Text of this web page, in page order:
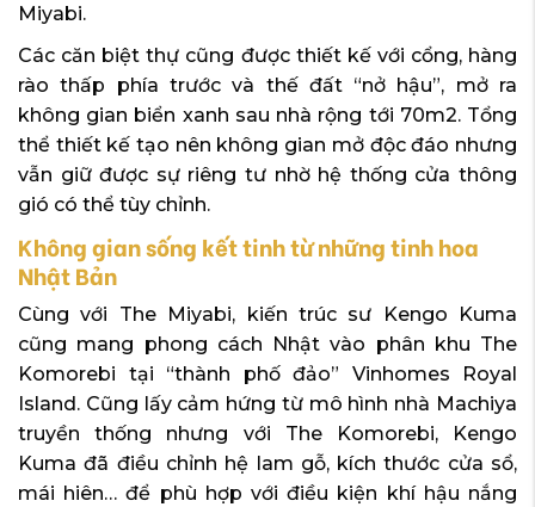
Miyabi.
Các căn biệt thự cũng được thiết kế với cổng, hàng
rào thấp phía trước và thế đất “nở hậu”, mở ra
không gian biển xanh sau nhà rộng tới 70m2. Tổng
thể thiết kế tạo nên không gian mở độc đáo nhưng
vẫn giữ được sự riêng tư nhờ hệ thống cửa thông
gió có thể tùy chỉnh.
Không gian sống kết tinh từ những tinh hoa
Nhật Bản
Cùng với The Miyabi, kiến trúc sư Kengo Kuma
cũng mang phong cách Nhật vào phân khu The
Komorebi tại “thành phố đảo” Vinhomes Royal
Island. Cũng lấy cảm hứng từ mô hình nhà Machiya
truyền thống nhưng với The Komorebi, Kengo
Kuma đã điều chỉnh hệ lam gỗ, kích thước cửa sổ,
mái hiên… để phù hợp với điều kiện khí hậu nắng